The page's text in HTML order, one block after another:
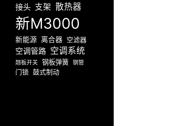
接头 支架 散热器
新M3000
新能源 离合器 空滤器
空调管路 空调系统
翘板开关 钢板弹簧 钢管
门锁 鼓式制动